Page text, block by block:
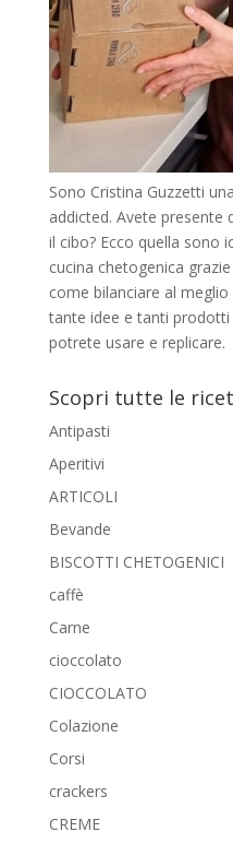
Sono Cristina Guzzetti
addicted. Avete presente
il cibo? Ecco quella sono
cucina chetogenica
come bilanciare al
tante idee e tanti prodotti
potrete usare e replicare.
Scopri tutte le
Antipasti
Aperitivi
ARTICOLI
Bevande
BISCOTTI CHETOGENICI
caffè
Carne
cioccolato
CIOCCOLATO
Colazione
Corsi
crackers
CREME